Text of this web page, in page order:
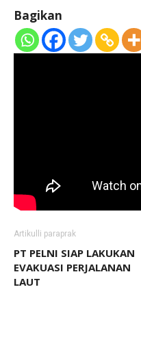
Bagikan
Artikulli paraprak
PT PELNI SIAP LAKUKAN
EVAKUASI PERJALANAN
LAUT